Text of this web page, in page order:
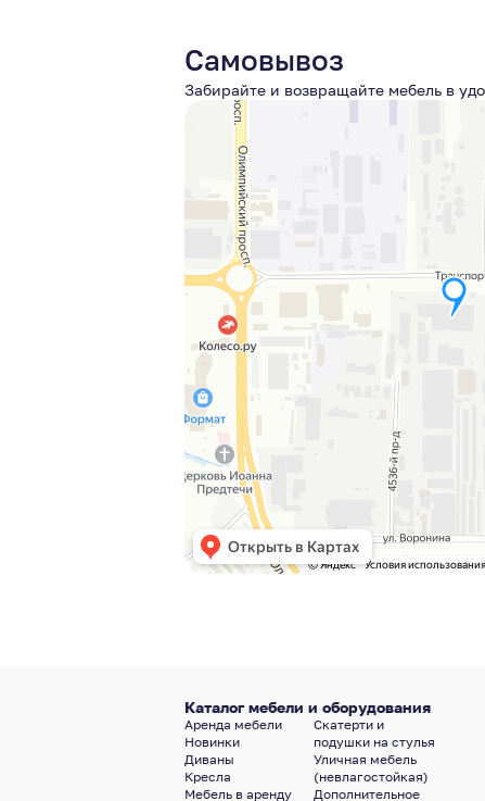
Самовывоз
Забирайте и возвращайте мебель в
Каталог мебели и оборудования
Аренда мебели
Новинки
Диваны
Кресла
Мебель в аренду
Скатерти и
подушки на стулья
Уличная мебель
(невлагостойкая)
Дополнительное